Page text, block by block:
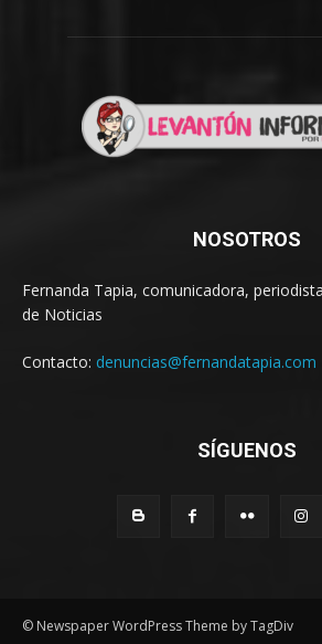
NOSOTROS
Fernanda Tapia, comunicadora,
de Noticias
Contacto: denuncias@fernandatapia.com
SÍGUENOS
© Newspaper WordPress Theme by TagDiv